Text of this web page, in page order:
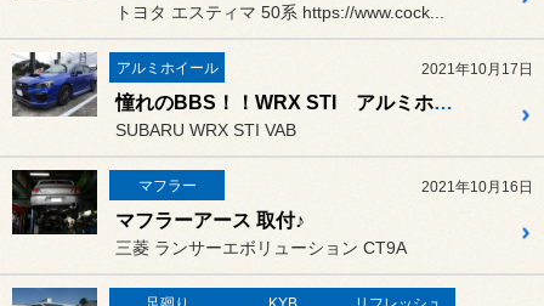
トヨタ エスティマ 50系 https://www.cock...
アルミホイール 2021年10月17日
憧れのBBS！！WRX STI アルミホイール交換☆
SUBARU WRX STI VAB
マフラー 2021年10月16日
マフラーアース 取付♪
三菱 ランサーエボリューション CT9A